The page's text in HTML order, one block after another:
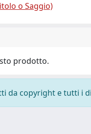
o Saggio)
prodotto.
da copyright e tutti i